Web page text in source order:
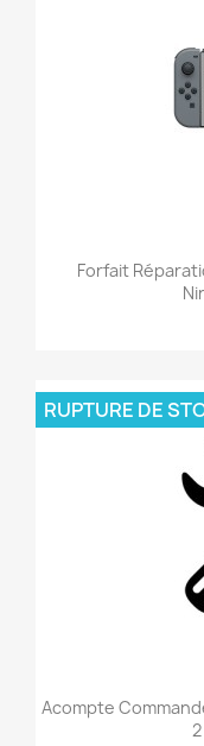
Forfait
Acompte
RUPTURE DE